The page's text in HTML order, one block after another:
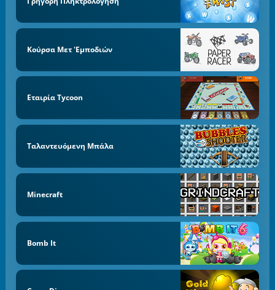
Κούρσα Μετ 'εμποδιών
Εταιρία Tycoon
Ταλαντευόμενη Μπάλα
Minecraft
Bomb It